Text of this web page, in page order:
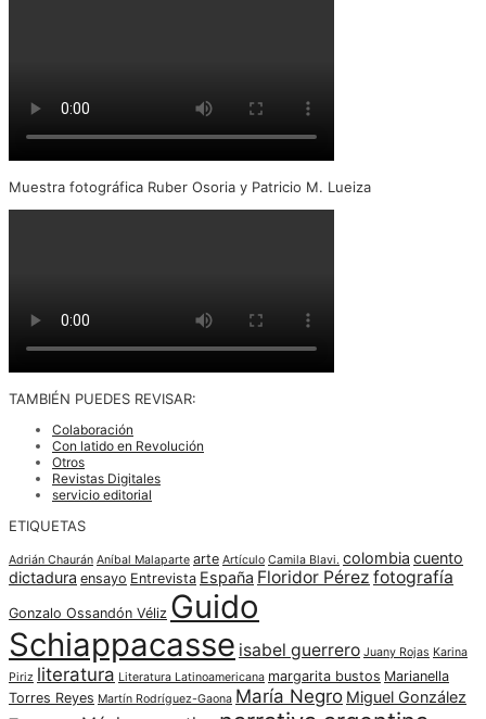
Muestra fotográfica Ruber Osoria y Patricio M. Lueiza
TAMBIÉN PUEDES REVISAR:
Colaboración
Con latido en Revolución
Otros
Revistas Digitales
servicio editorial
ETIQUETAS
Adrián Chaurán Aníbal Malaparte arte Artículo Camila Blavi. colombia cuento
dictadura ensayo Entrevista España Floridor Pérez fotografía
Gonzalo Ossandón Véliz Guido
Schiappacasse isabel guerrero Juany Rojas Karina
Piriz literatura Literatura Latinoamericana margarita bustos Marianella
Torres Reyes Martín Rodríguez-Gaona María Negro Miguel González